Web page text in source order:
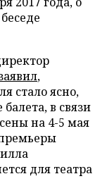
,
стало ясно,
в связи
на 4-5 мая
для театра